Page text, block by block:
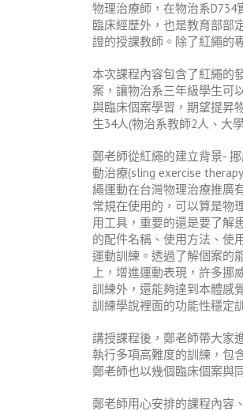
物理治療師，在物治系
臨床經歷外，也是教育部部
證的授課教師。除了紅繩的
本次課程內容包含了紅繩的
案，讓物治系三年級學生可
與臨床個案學習，期望提昇
生34人(物治系教師2人、大
鄭老師從紅繩的建立背景-
動治療(sling exercise
繩運動在台灣物理治療推廣
常規在使用的，可以算是物
用工具，重要的還是要了解
的配件名稱、使用方法、使
運動訓練。透過了解個案的
上，增進運動表現，許多
訓練外，還能夠達到本體感
訓練學說裡面的功能性穩定
講授課程後，鄭老師帶大家
執行多項高難度的訓練，包
鄭老師也以幾個臨床個案與
鄭老師用心安排的課程內容